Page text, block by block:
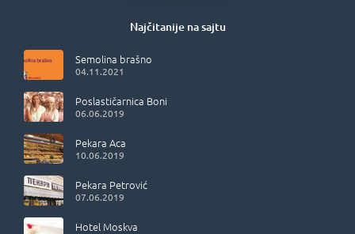
Najčitanije na sajtu
Semolina brašno
04.11.2021
Poslastičarnica Boni
06.06.2019
Pekara Aca
10.06.2019
Pekara Petrović
07.06.2019
Hotel Moskva